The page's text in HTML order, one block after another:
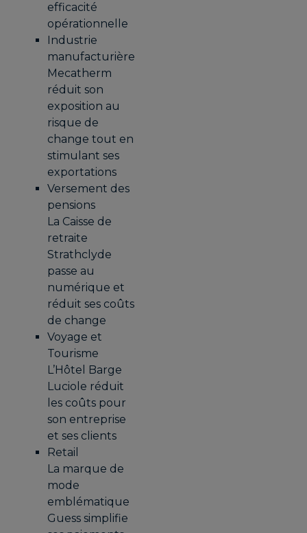
efficacité
opérationnelle
Industrie
manufacturière
Mecatherm
réduit son
exposition au
risque de
change tout en
stimulant ses
exportations
Versement des
pensions
La Caisse de
retraite
Strathclyde
passe au
numérique et
réduit ses coûts
de change
Voyage et
Tourisme
L’Hôtel Barge
Luciole réduit
les coûts pour
son entreprise
et ses clients
Retail
La marque de
mode
emblématique
Guess simplifie